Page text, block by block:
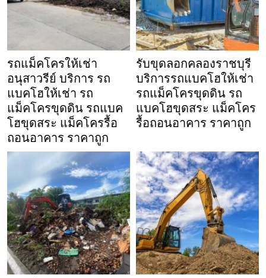
รถแม็คโครให้เช่า
อนุสาวรีย์ บริการ รถ
แบคโฮให้เช่า รถ
แม็คโครขุดดิน รถแบค
โฮขุดสระ แม็คโครรื้อ
ถอนอาคาร ราคาถูก
รับขุดลอกคลองราชบุรี
บริการรถแบคโฮให้เช่า
รถแม็คโครขุดดิน รถ
แบคโฮขุดสระ แม็คโคร
รื้อถอนอาคาร ราคาถูก